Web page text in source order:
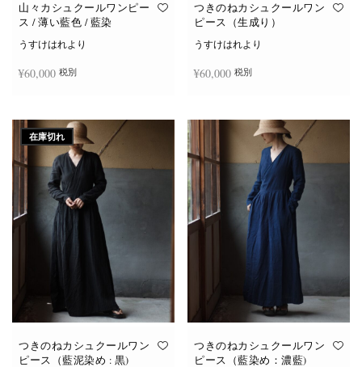
山々カシュクールワンピー
ス / 薄い藍色 / 藍染
うすけはれより
¥60,000 税別
つきのねカシュクールワン
ピース（生成り）
うすけはれより
¥60,000 税別
在庫切れ
つきのねカシュクールワン
ピース（藍泥染め : 黒)
つきのねカシュクールワン
ピース（藍染め：濃藍)